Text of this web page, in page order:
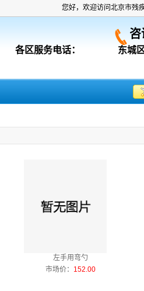
您好，欢迎访问北京市残
咨
各区服务电话： 东城区
左手用弯勺
市场价： 152.00